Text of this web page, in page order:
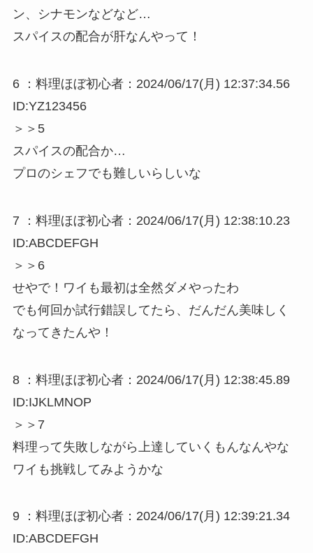
ン、シナモンなどなど…
スパイスの配合が肝なんやって！
6 ：料理ほぼ初心者：2024/06/17(月) 12:37:34.56
ID:YZ123456
＞＞5
スパイスの配合か…
プロのシェフでも難しいらしいな
7 ：料理ほぼ初心者：2024/06/17(月) 12:38:10.23
ID:ABCDEFGH
＞＞6
せやで！ワイも最初は全然ダメやったわ
でも何回か試行錯誤してたら、だんだん美味しく
なってきたんや！
8 ：料理ほぼ初心者：2024/06/17(月) 12:38:45.89
ID:IJKLMNOP
＞＞7
料理って失敗しながら上達していくもんなんやな
ワイも挑戦してみようかな
9 ：料理ほぼ初心者：2024/06/17(月) 12:39:21.34
ID:ABCDEFGH